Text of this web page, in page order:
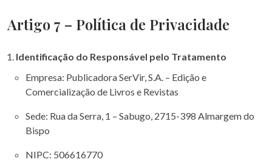
Artigo 7 – Política de Privacidade
Identificação do Responsável pelo Tratamento
Empresa: Publicadora SerVir, S.A. – Edição e
Comercialização de Livros e Revistas
Sede: Rua da Serra, 1 – Sabugo, 2715-398 Almargem do
Bispo
NIPC: 506616770